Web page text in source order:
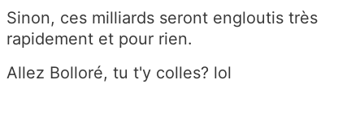
Sinon, ces milliards seront engloutis très
rapidement et pour rien.
Allez Bolloré, tu t'y colles? lol